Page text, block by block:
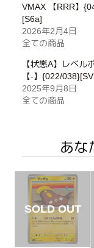
VMAX 【RRR】
[S6a]
2026年2月4日
全ての商品
【状態A】レベル
【-】{022/
2025年9月8日
全ての商品
あな